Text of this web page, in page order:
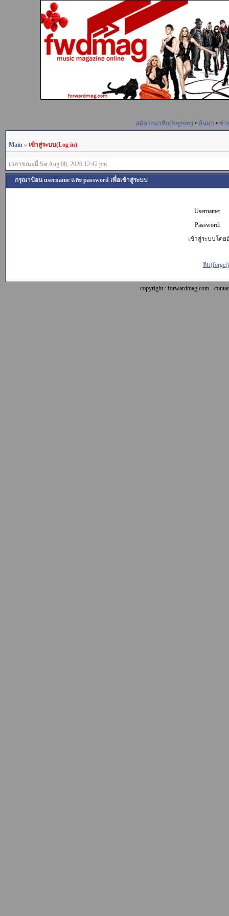
สมัครสมาชิก(Register) • ค้นหา • ช่ว
Main » เข้าสู่ระบบ(Log in)
เวลาขณะนี้ Sat Aug 08, 2026 12:42 pm
กรุณาป้อน username และ password เพื่อเข้าสู่ระบบ
Username:
Password:
เข้าสู่ระบบโดย
ลืม
copyright : forwardmag.com -